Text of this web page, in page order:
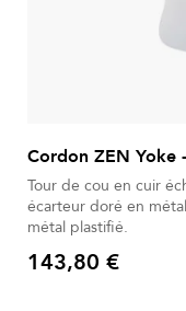
Cordon ZEN Yoke
Tour de cou en cuir
écarteur doré en
métal plastifié.
Prix
143,80 €